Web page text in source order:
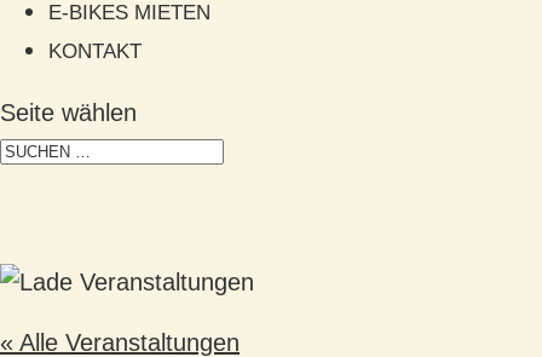
E-BIKES MIETEN
KONTAKT
Seite wählen
« Alle Veranstaltungen